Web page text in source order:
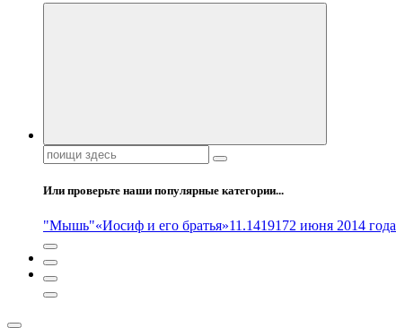
Поиск:
Или проверьте наши популярные категории...
"Мышь"«Иосиф и его братья»11.1419172 июня 2014 года